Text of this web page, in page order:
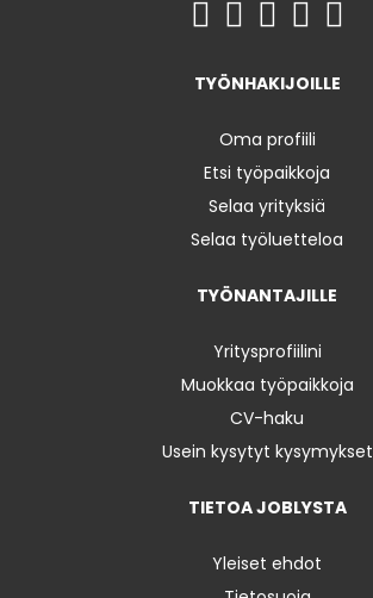
TYÖNHAKIJOILLE
Oma profiili
Etsi työpaikkoja
Selaa yrityksiä
Selaa työluetteloa
TYÖNANTAJILLE
Yritysprofiilini
Muokkaa työpaikkoja
CV-haku
Usein kysytyt kysymykset
TIETOA JOBLYSTA
Yleiset ehdot